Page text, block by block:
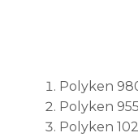
Polyken
Polyken
Polyken